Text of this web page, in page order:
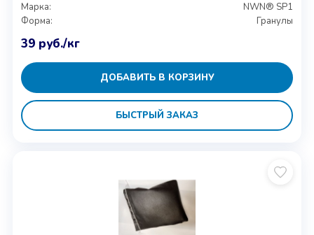
Марка:
NWN® SP1
Форма:
Гранулы
39 руб./кг
ДОБАВИТЬ В КОРЗИНУ
БЫСТРЫЙ ЗАКАЗ